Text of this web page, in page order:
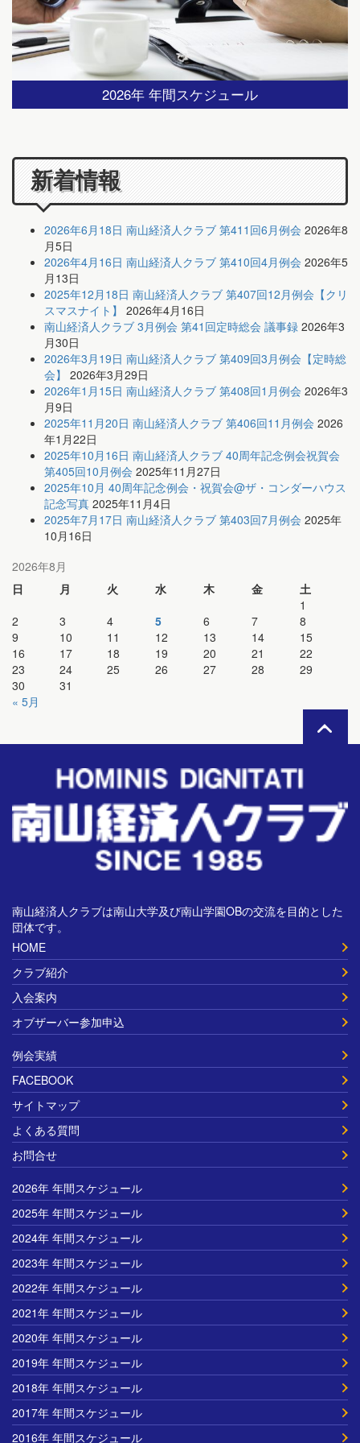
2026年 年間スケジュール
新着情報
2026年6月18日 南山経済人クラブ 第411回6月例会 2026年8
月5日
2026年4月16日 南山経済人クラブ 第410回4月例会 2026年5
月13日
2025年12月18日 南山経済人クラブ 第407回12月例会【クリ
スマスナイト】 2026年4月16日
南山経済人クラブ 3月例会 第41回定時総会 議事録 2026年3
月30日
2026年3月19日 南山経済人クラブ 第409回3月例会【定時総
会】 2026年3月29日
2026年1月15日 南山経済人クラブ 第408回1月例会 2026年3
月9日
2025年11月20日 南山経済人クラブ 第406回11月例会 2026
年1月22日
2025年10月16日 南山経済人クラブ 40周年記念例会祝賀会
第405回10月例会 2025年11月27日
2025年10月 40周年記念例会・祝賀会@ザ・コンダーハウス
記念写真 2025年11月4日
2025年7月17日 南山経済人クラブ 第403回7月例会 2025年
10月16日
2026年8月
日
月 火 水 木 金
土
1
2
3 4 5 6 7
8
9
10 11 12 13 14
15
16
17 18 19 20 21
22
23
24 25 26 27 28
29
30
31
« 5月
南山経済人クラブは南山大学及び南山学園OBの交流を目的とした
団体です。
HOME
クラブ紹介
入会案内
オブザーバー参加申込
例会実績
FACEBOOK
サイトマップ
よくある質問
お問合せ
2026年 年間スケジュール
2025年 年間スケジュール
2024年 年間スケジュール
2023年 年間スケジュール
2022年 年間スケジュール
2021年 年間スケジュール
2020年 年間スケジュール
2019年 年間スケジュール
2018年 年間スケジュール
2017年 年間スケジュール
2016年 年間スケジュール